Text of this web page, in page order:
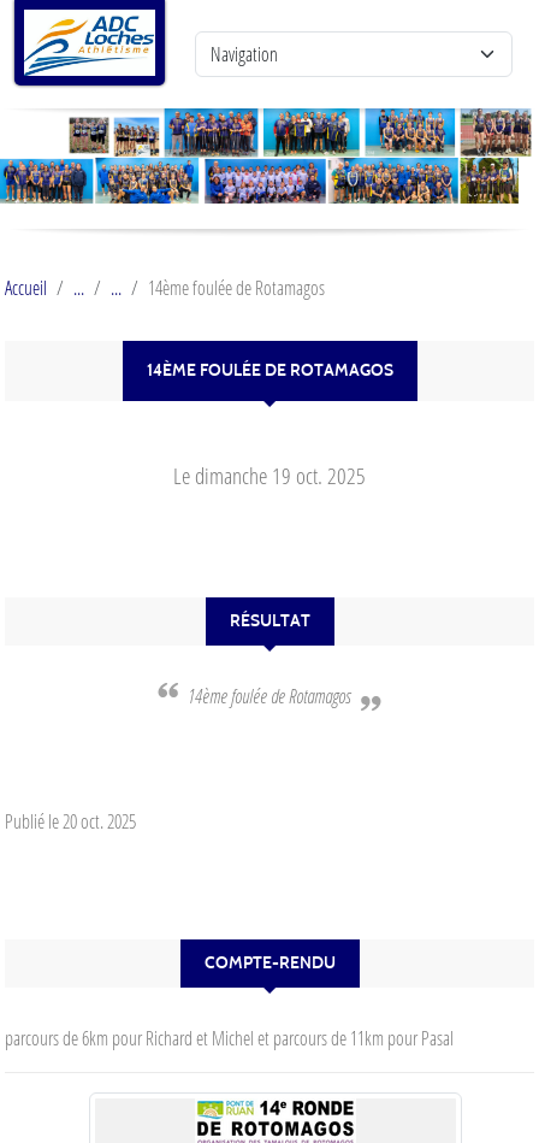
Accueil 14ème foulée de Rotamagos
14ÈME FOULÉE DE ROTAMAGOS
Le dimanche 19 oct. 2025
RÉSULTAT
14ème foulée de Rotamagos
Publié le20 oct. 2025
COMPTE-RENDU
parcours de 6km pour Richard et Michel et parcours de 11km pour Pasal
Panneau de gestion des cookies